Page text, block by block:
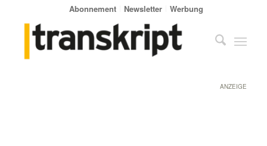
Abonnement Newsletter Werbung
ANZEIGE